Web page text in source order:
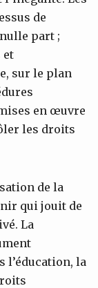
de
part ;
et
sur le plan
en œuvre
les droits
de la
qui jouit de
La
l’éducation, la